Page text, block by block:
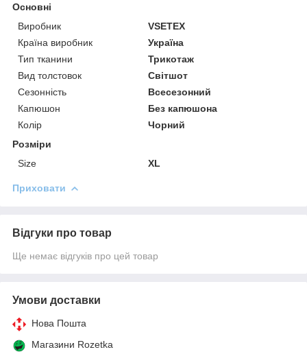
Основні
Виробник
VSETEX
Країна виробник
Україна
Тип тканини
Трикотаж
Вид толстовок
Світшот
Сезонність
Всесезонний
Капюшон
Без капюшона
Колір
Чорний
Розміри
Size
XL
Приховати
Відгуки про товар
Ще немає відгуків про цей товар
Умови доставки
Нова Пошта
Магазини Rozetka